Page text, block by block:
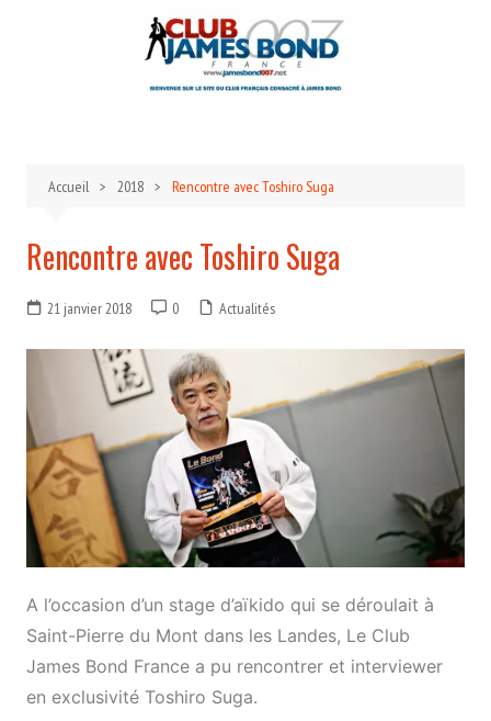
Accueil 2018 Rencontre avec Toshiro Suga
Rencontre avec Toshiro Suga
21 janvier 2018 0 Actualités
A l’occasion d’un stage d’aïkido qui se déroulait à
Saint-Pierre du Mont dans les Landes, Le Club
James Bond France a pu rencontrer et interviewer
en exclusivité Toshiro Suga.